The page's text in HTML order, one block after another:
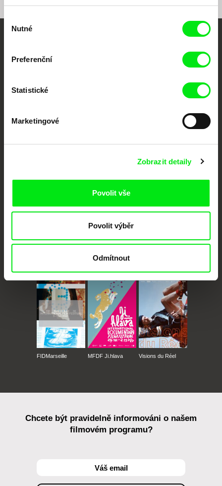
Výběr
souhlasu
Nutné
Preferenční
Statistické
Marketingové
Zobrazit detaily
Povolit vše
Povolit výběr
Odmítnout
Portál DAFilms.cz je výsledkem tvůrčí spolupráce 7 klíčových evropských
posouvat hranice dokumentárního filmu, propagovat jeho rozmanitost a
Členové Doc Alliance
Millennium Docs
FIDMarseille MFDF Ji.hlava Visions du Réel
Chcete být pravidelně informováni o našem
filmovém programu?